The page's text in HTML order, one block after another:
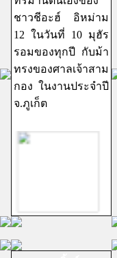
ชาวชีอะฮ์ อิหม่าม
12 ในวันที่ 10 มุฮัร
รอมของทุกปี กับม้า
ทรงของศาลเจ้าสาม
กอง ในงานประจำปี
จ.ภูเก็ต
ชีอะฮ์อิหม่ามสิบ